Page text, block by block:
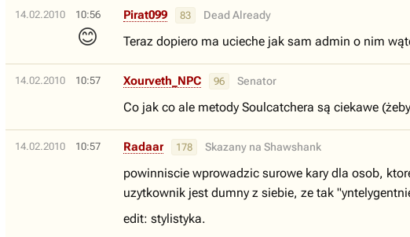
14.02.2010 10:56
😊
Pirat099 83 Dead Already
Teraz dopiero ma ucieche jak sam admin o nim
14.02.2010 10:57 Xourveth_NPC 96 Senator
Co jak co ale metody Soulcatchera są ciekawe
14.02.2010 10:57 Radaar 178 Skazany na Shawshank
powinniscie wprowadzic surowe kary dla osob,
uzytkownik jest dumny z siebie, ze tak
edit: stylistyka.